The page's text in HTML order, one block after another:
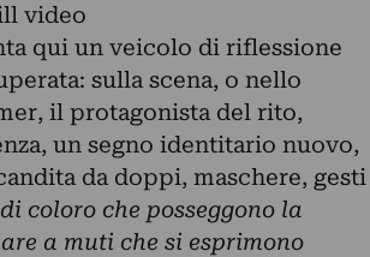
video
qui un veicolo di riflessione
sulla scena, o nello
il protagonista del rito,
un segno identitario nuovo,
da doppi, maschere, gesti
coloro che posseggono la
a muti che si esprimono